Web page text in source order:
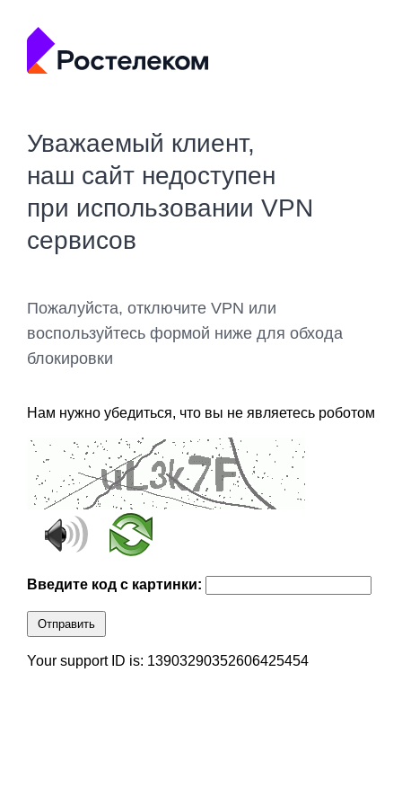
Уважаемый клиент,
наш сайт недоступен
при использовании VPN
сервисов
Пожалуйста, отключите VPN или
воспользуйтесь формой ниже для обхода
блокировки
Нам нужно убедиться, что вы не являетесь роботом
Введите код с картинки:
Отправить
Your support ID is: 13903290352606425454